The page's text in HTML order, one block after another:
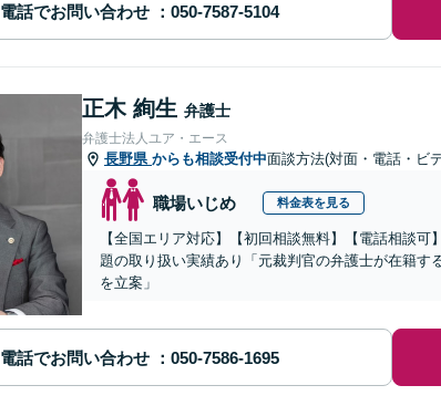
電話でお問い合わせ
正木 絢生 弁護士
弁護士法人ユア・エース
長野県 からも相談受付中面談方法(対面・電話・ビ
職場いじめ 料金表を見る
【全国エリア対応】【初回相談無料】【電話相談
題の取り扱い実績あり「元裁判官の弁護士が在籍
を立案」
電話でお問い合わせ